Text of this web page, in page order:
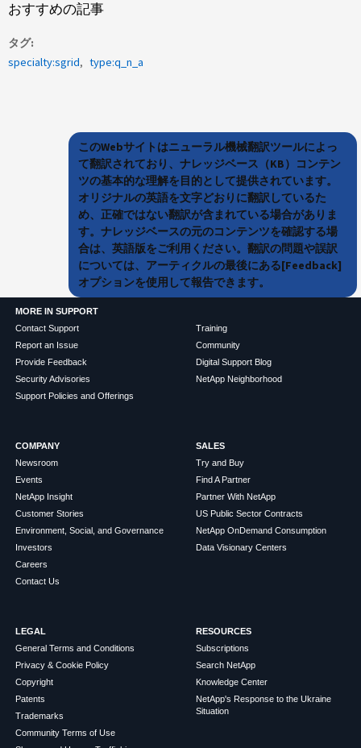
おすすめの記事
タグ
specialty:sgrid
type:q_n_a
このWebサイトはニューラル機械翻訳ツールによっ
て翻訳されており、ナレッジベース（KB）コンテン
ツの基本的な理解を目的として提供されています。
オリジナルの英語を文字どおりに翻訳しているた
め、正確ではない翻訳が含まれている場合がありま
す。ナレッジベースの元のコンテンツを確認する場
合は、英語版をご利用ください。翻訳の問題や誤訳
については、アーティクルの最後にある[Feedback]
オプションを使用して報告できます。
MORE IN SUPPORT
Contact Support
Report an Issue
Provide Feedback
Security Advisories
Support Policies and Offerings
Training
Community
Digital Support Blog
NetApp Neighborhood
COMPANY
Newsroom
Events
NetApp Insight
Customer Stories
Environment, Social, and Governance
Investors
Careers
Contact Us
SALES
Try and Buy
Find A Partner
Partner With NetApp
US Public Sector Contracts
NetApp OnDemand Consumption
Data Visionary Centers
LEGAL
General Terms and Conditions
Privacy & Cookie Policy
Copyright
Patents
Trademarks
Community Terms of Use
RESOURCES
Subscriptions
Search NetApp
Knowledge Center
NetApp's Response to the Ukraine
Situation